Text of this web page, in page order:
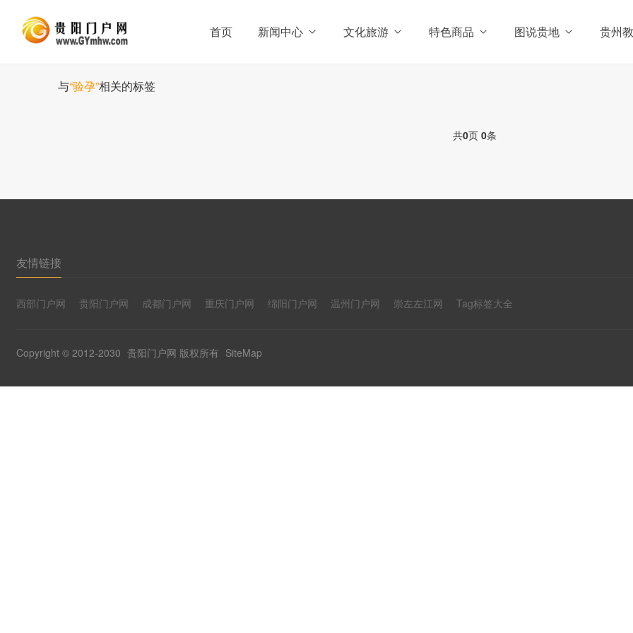
首页 新闻中心 文化旅游 特色商品 图说贵地 贵州
与“验孕”相关的标签
共0页 0条
友情链接
西部门户网 贵阳门户网 成都门户网 重庆门户网 绵阳门户网 温州门户网 崇左左江网 Tag标签大全
Copyright © 2012-2030 贵阳门户网 版权所有 SiteMap